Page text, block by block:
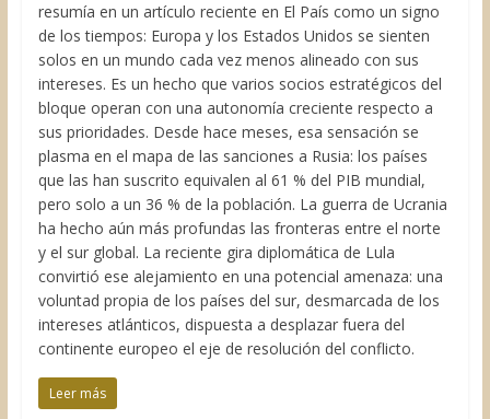
resumía en un artículo reciente en El País como un signo
de los tiempos: Europa y los Estados Unidos se sienten
solos en un mundo cada vez menos alineado con sus
intereses. Es un hecho que varios socios estratégicos del
bloque operan con una autonomía creciente respecto a
sus prioridades. Desde hace meses, esa sensación se
plasma en el mapa de las sanciones a Rusia: los países
que las han suscrito equivalen al 61 % del PIB mundial,
pero solo a un 36 % de la población. La guerra de Ucrania
ha hecho aún más profundas las fronteras entre el norte
y el sur global. La reciente gira diplomática de Lula
convirtió ese alejamiento en una potencial amenaza: una
voluntad propia de los países del sur, desmarcada de los
intereses atlánticos, dispuesta a desplazar fuera del
continente europeo el eje de resolución del conflicto.
Leer más